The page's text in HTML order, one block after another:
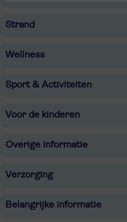
Strand
Wellness
Sport & Activiteiten
Voor de kinderen
Overige informatie
Verzorging
Belangrijke informatie